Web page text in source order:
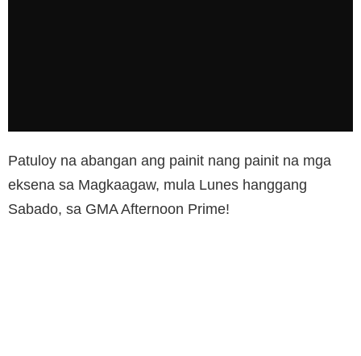
Patuloy na abangan ang painit nang painit na mga
eksena sa Magkaagaw, mula Lunes hanggang
Sabado, sa GMA Afternoon Prime!